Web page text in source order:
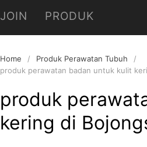
JOIN PRODUK
Home
Produk Perawatan Tubuh
produk perawatan badan untuk kulit
produk
kering di